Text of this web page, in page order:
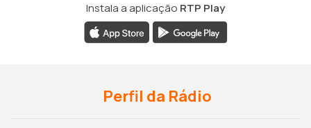
Instala a aplicação RTP Play
Perfil da Rádio